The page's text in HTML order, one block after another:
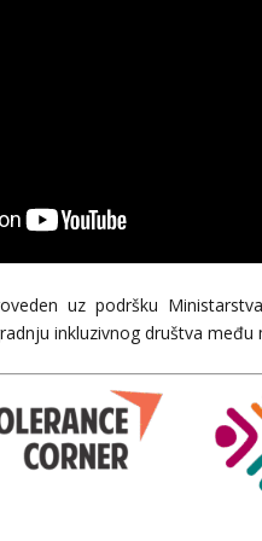
uz podršku
inkluzivnog društva